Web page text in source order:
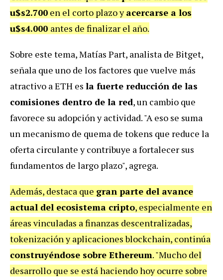
u$s2.700 en el corto plazo yacercarse a los
u$s4.000 antes de finalizar el año.
Sobre este tema, Matías Part, analista de Bitget,
señala que uno de los factores que vuelve más
atractivo a ETH es la fuerte reducción de las
comisiones dentro de la red, un cambio que
favorece su adopción y actividad. "A eso se suma
un mecanismo de quema de tokens que reduce la
oferta circulante y contribuye a fortalecer sus
fundamentos de largo plazo", agrega.
Además, destaca que gran parte del avance
actual del ecosistema cripto, especialmente en
áreas vinculadas a finanzas descentralizadas,
tokenización y aplicaciones blockchain, continúa
construyéndose sobre Ethereum. "Mucho del
desarrollo que se está haciendo hoy ocurre sobre